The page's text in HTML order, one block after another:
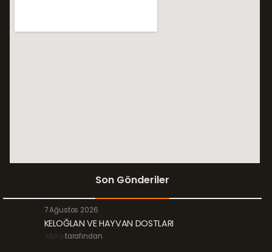
Son Gönderiler
7 Ağustos 2026
KELOĞLAN VE HAYVAN DOSTLARI
Margitarafından